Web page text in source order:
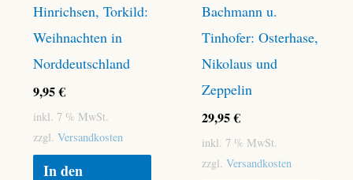
Hinrichsen, Torkild:
Weihnachten in
Norddeutschland
9,95€
inkl. 7 % MwSt.
zzgl. Versandkosten
In den
Bachmann u.
Tinhofer: Osterhase,
Nikolaus und
Zeppelin
29,95€
inkl. 7 % MwSt.
zzgl. Versandkosten